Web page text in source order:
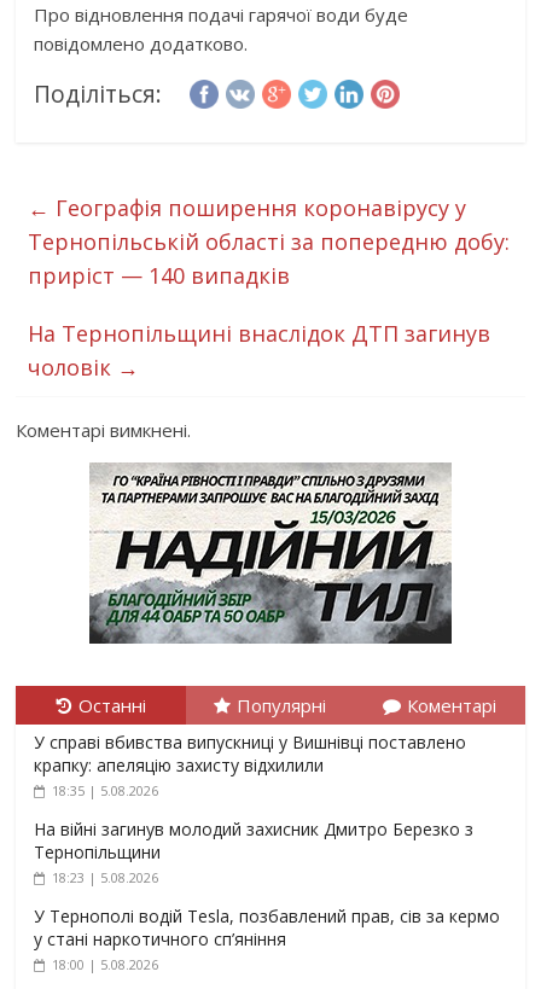
Про відновлення подачі гарячої води буде
повідомлено додатково.
Поділіться:
← Географія поширення коронавірусу у
Тернопільській області за попередню добу:
приріст — 140 випадків
На Тернопільщині внаслідок ДТП загинув
чоловік →
Коментарі вимкнені.
Останні Популярні Коментарі
У справі вбивства випускниці у Вишнівці поставлено
крапку: апеляцію захисту відхилили
18:35 | 5.08.2026
На війні загинув молодий захисник Дмитро Березко з
Тернопільщини
18:23 | 5.08.2026
У Тернополі водій Tesla, позбавлений прав, сів за кермо
у стані наркотичного сп’яніння
18:00 | 5.08.2026